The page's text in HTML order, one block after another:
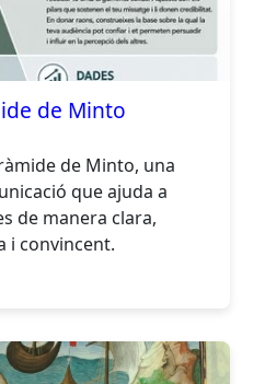
de Minto
de Minto, una
que ajuda a
de manera clara,
i convincent.